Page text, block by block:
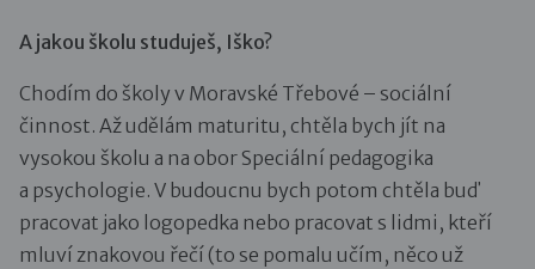
A jakou školu studuješ, Iško?
Chodím do školy v Moravské Třebové – sociální
činnost. Až udělám maturitu, chtěla bych jít na
vysokou školu a na obor Speciální pedagogika
a psychologie. V budoucnu bych potom chtěla buď
pracovat jako logopedka nebo pracovat s lidmi, kteří
mluví znakovou řečí (to se pomalu učím, něco už